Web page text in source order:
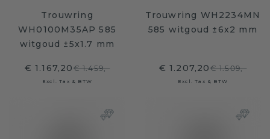
Trouwring
WH0100M35AP 585
witgoud ±5x1.7 mm
€ 1.167,20€ 1.459,-
Excl. Tax & BTW
Trouwring WH2234MN
585 witgoud ±6x2 mm
€ 1.207,20€ 1.509,-
Excl. Tax & BTW